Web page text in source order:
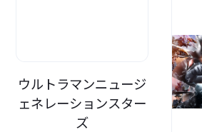
ウルトラマンニュージ
ェネレーションスター
ズ